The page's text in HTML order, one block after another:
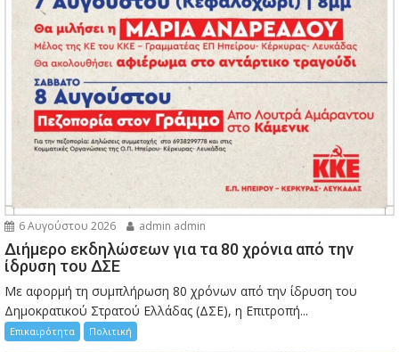
6 Αυγούστου 2026 admin admin
Διήμερο εκδηλώσεων για τα 80 χρόνια από την
ίδρυση του ΔΣΕ
Με αφορμή τη συμπλήρωση 80 χρόνων από την ίδρυση του
Δημοκρατικού Στρατού Ελλάδας (ΔΣΕ), η Επιτροπή...
Επικαιρότητα Πολιτική